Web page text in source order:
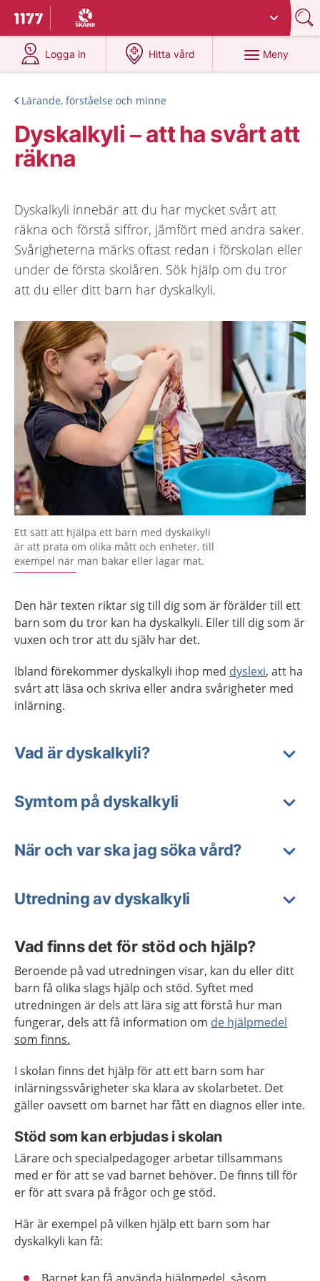
Till startsidan för 1177
Du har valt region
Logga in
på 1177.se
Hitta vård
på 1177.se
Meny
Lärande, förståelse och minne
Dyskalkyli – att ha svårt att
räkna
Dyskalkyli innebär att du har mycket svårt att
räkna och förstå siffror, jämfört med andra saker.
Svårigheterna märks oftast redan i förskolan eller
under de första skolåren. Sök hjälp om du tror
att du eller ditt barn har dyskalkyli.
Ett sätt att hjälpa ett barn med dyskalkyli
är att prata om olika mått och enheter, till
exempel när man bakar eller lagar mat.
Den här texten riktar sig till dig som är förälder till ett
barn som du tror kan ha dyskalkyli. Eller till dig som är
vuxen och tror att du själv har det.
Ibland förekommer dyskalkyli ihop med dyslexi, att ha
svårt att läsa och skriva eller andra svårigheter med
inlärning.
Vad är dyskalkyli?
Symtom på dyskalkyli
När och var ska jag söka vård?
Utredning av dyskalkyli
Vad finns det för stöd och hjälp?
Beroende på vad utredningen visar, kan du eller ditt
barn få olika slags hjälp och stöd. Syftet med
utredningen är dels att lära sig att förstå hur man
fungerar, dels att få information om de hjälpmedel
som finns.
I skolan finns det hjälp för att ett barn som har
inlärningssvårigheter ska klara av skolarbetet. Det
gäller oavsett om barnet har fått en diagnos eller inte.
Stöd som kan erbjudas i skolan
Lärare och specialpedagoger arbetar tillsammans
med er för att se vad barnet behöver. De finns till för
er för att svara på frågor och ge stöd.
Här är exempel på vilken hjälp ett barn som har
dyskalkyli kan få: